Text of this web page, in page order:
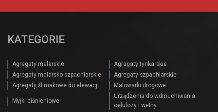
KATEGORIE
Agregaty malarskie
Agregaty tynkarskie
Agregaty malarsko-szpachlarskie
Agregaty szpachlarskie
Agregaty ślimakowe do elewacji
Malowarki drogowe
Myjki ciśnieniowe
Urządzenia do wdmuchiwania
celulozy i wełny